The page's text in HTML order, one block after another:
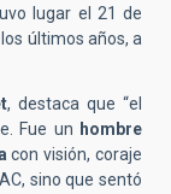
lugar el 21 de
últimos años, a
, destaca que “el
Fue un hombre
con visión, coraje
sino que sentó